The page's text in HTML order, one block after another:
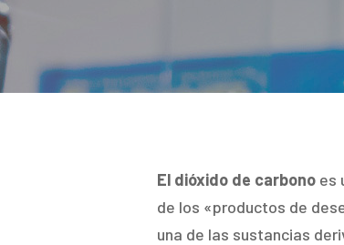
El dióxido de carbono es
de los «productos de
una de las sustancias